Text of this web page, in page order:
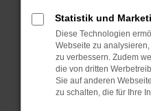
können das Laden
verhindern.
anderen Browser
Fenster?
Starte dein Gerät
Statistik und
Diese Technologien
Webseite zu
zu verbessern. Zudem
die von dritten
Sie auf anderen
zu schalten, die für Ihre